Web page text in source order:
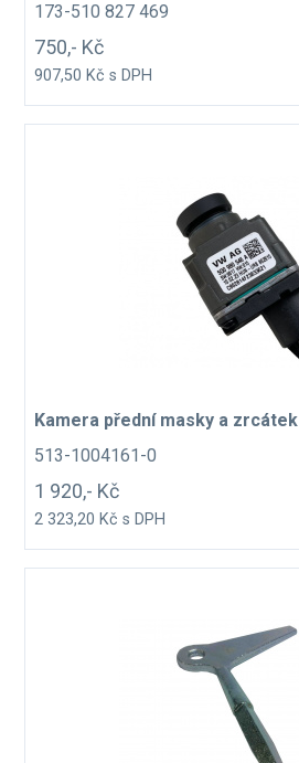
173-510 827 469
750,- Kč
907,50 Kč s DPH
Kamera přední masky a zrcátek
513-1004161-0
1 920,- Kč
2 323,20 Kč s DPH